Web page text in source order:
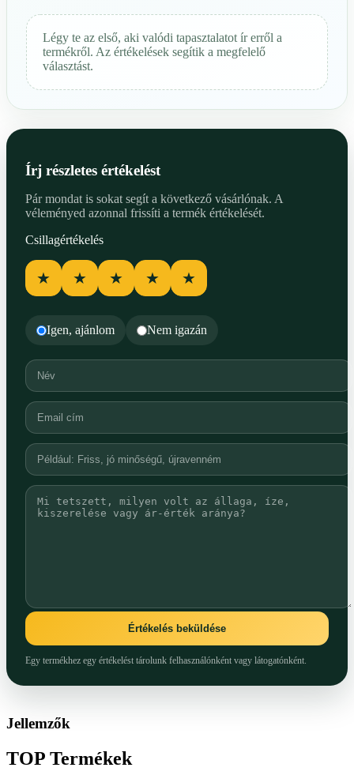
Légy te az első, aki valódi tapasztalatot ír erről a
termékről. Az értékelések segítik a megfelelő
választást.
Írj részletes értékelést
Pár mondat is sokat segít a következő vásárlónak. A
véleményed azonnal frissíti a termék értékelését.
Csillagértékelés
★ ★ ★ ★ ★
Igen, ajánlom Nem igazán
Értékelés beküldése
Egy termékhez egy értékelést tárolunk felhasználónként vagy látogatónként.
Jellemzők
TOP Termékek